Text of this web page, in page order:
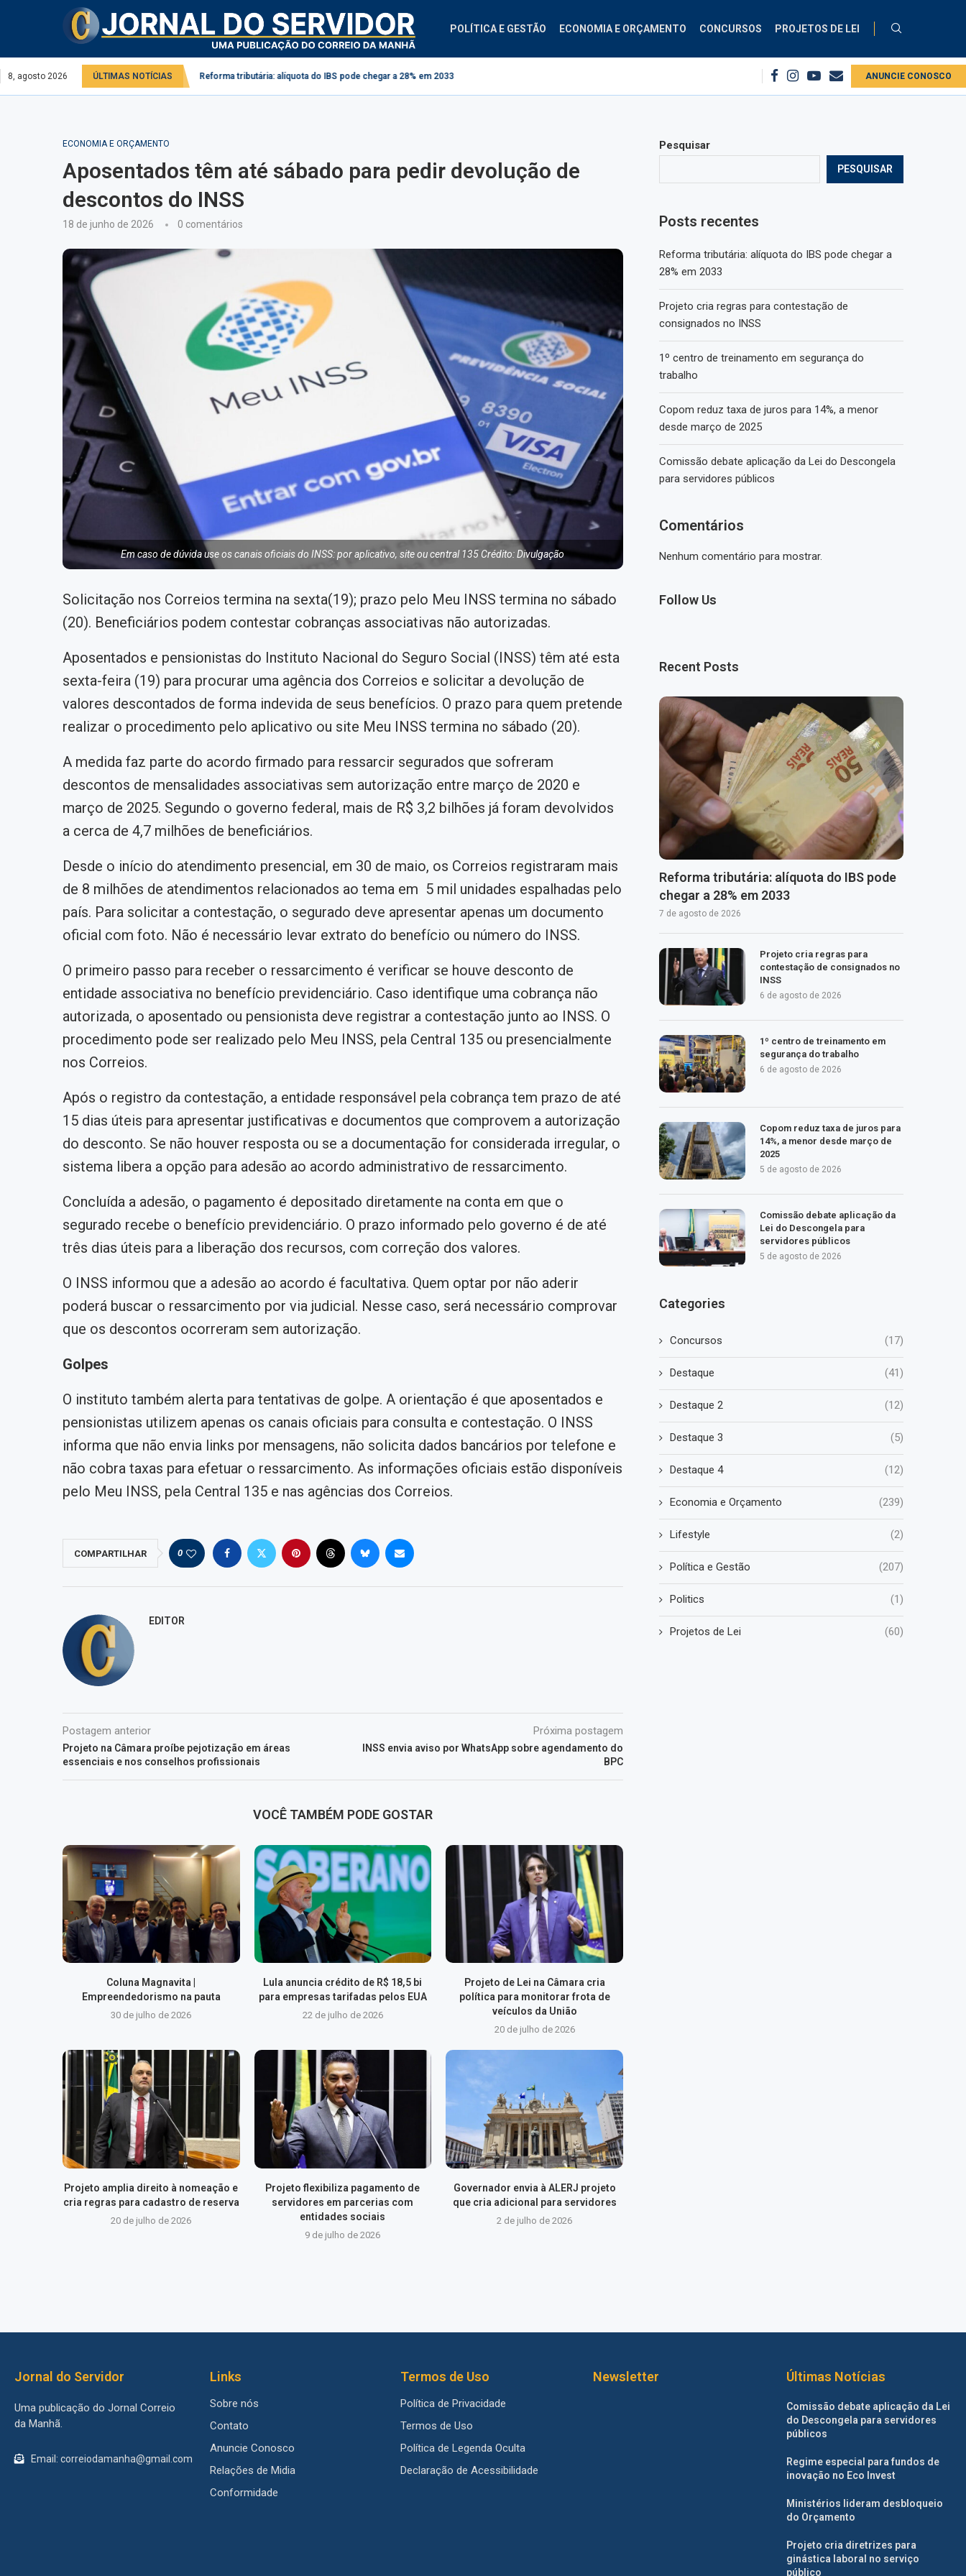
POLÍTICA E GESTÃO ECONOMIA E ORÇAMENTO CONCURSOS PROJETOS DE LEI
8, agosto 2026 ÚLTIMAS NOTÍCIAS
no serviço público e privado Reforma tributária: alíquota do IBS pode chegar a 28% em 2033 Comissão debate aplicação da Lei do Descongela para servidores públicos Projeto cria regras para contestação de
ANUNCIE CONOSCO
ECONOMIA E ORÇAMENTO
Aposentados têm até sábado para pedir devolução de
descontos do INSS
18 de junho de 2026 0 comentários
Em caso de dúvida use os canais oficiais do INSS: por aplicativo, site ou central 135 Crédito: Divulgação
Solicitação nos Correios termina na sexta(19); prazo pelo Meu INSS termina no sábado
(20). Beneficiários podem contestar cobranças associativas não autorizadas.
Aposentados e pensionistas do Instituto Nacional do Seguro Social (INSS) têm até esta
sexta-feira (19) para procurar uma agência dos Correios e solicitar a devolução de
valores descontados de forma indevida de seus benefícios. O prazo para quem pretende
realizar o procedimento pelo aplicativo ou site Meu INSS termina no sábado (20).
A medida faz parte do acordo firmado para ressarcir segurados que sofreram
descontos de mensalidades associativas sem autorização entre março de 2020 e
março de 2025. Segundo o governo federal, mais de R$ 3,2 bilhões já foram devolvidos
a cerca de 4,7 milhões de beneficiários.
Desde o início do atendimento presencial, em 30 de maio, os Correios registraram mais
de 8 milhões de atendimentos relacionados ao tema em 5 mil unidades espalhadas pelo
país. Para solicitar a contestação, o segurado deve apresentar apenas um documento
oficial com foto. Não é necessário levar extrato do benefício ou número do INSS.
O primeiro passo para receber o ressarcimento é verificar se houve desconto de
entidade associativa no benefício previdenciário. Caso identifique uma cobrança não
autorizada, o aposentado ou pensionista deve registrar a contestação junto ao INSS. O
procedimento pode ser realizado pelo Meu INSS, pela Central 135 ou presencialmente
nos Correios.
Após o registro da contestação, a entidade responsável pela cobrança tem prazo de até
15 dias úteis para apresentar justificativas e documentos que comprovem a autorização
do desconto. Se não houver resposta ou se a documentação for considerada irregular, o
sistema libera a opção para adesão ao acordo administrativo de ressarcimento.
Concluída a adesão, o pagamento é depositado diretamente na conta em que o
segurado recebe o benefício previdenciário. O prazo informado pelo governo é de até
três dias úteis para a liberação dos recursos, com correção dos valores.
O INSS informou que a adesão ao acordo é facultativa. Quem optar por não aderir
poderá buscar o ressarcimento por via judicial. Nesse caso, será necessário comprovar
que os descontos ocorreram sem autorização.
Golpes
O instituto também alerta para tentativas de golpe. A orientação é que aposentados e
pensionistas utilizem apenas os canais oficiais para consulta e contestação. O INSS
informa que não envia links por mensagens, não solicita dados bancários por telefone e
não cobra taxas para efetuar o ressarcimento. As informações oficiais estão disponíveis
pelo Meu INSS, pela Central 135 e nas agências dos Correios.
COMPARTILHAR 0
EDITOR
Postagem anterior
Projeto na Câmara proíbe pejotização em áreas
essenciais e nos conselhos profissionais
Próxima postagem
INSS envia aviso por WhatsApp sobre agendamento do
BPC
VOCÊ TAMBÉM PODE GOSTAR
Coluna Magnavita |
Empreendedorismo na pauta
30 de julho de 2026
Lula anuncia crédito de R$ 18,5 bi
para empresas tarifadas pelos EUA
22 de julho de 2026
Projeto de Lei na Câmara cria
política para monitorar frota de
veículos da União
20 de julho de 2026
Projeto amplia direito à nomeação e
cria regras para cadastro de reserva
20 de julho de 2026
Projeto flexibiliza pagamento de
servidores em parcerias com
entidades sociais
9 de julho de 2026
Governador envia à ALERJ projeto
que cria adicional para servidores
2 de julho de 2026
Pesquisar
PESQUISAR
Posts recentes
Reforma tributária: alíquota do IBS pode chegar a
28% em 2033
Projeto cria regras para contestação de
consignados no INSS
1º centro de treinamento em segurança do
trabalho
Copom reduz taxa de juros para 14%, a menor
desde março de 2025
Comissão debate aplicação da Lei do Descongela
para servidores públicos
Comentários
Nenhum comentário para mostrar.
Follow Us
Recent Posts
Reforma tributária: alíquota do IBS pode
chegar a 28% em 2033
7 de agosto de 2026
Projeto cria regras para
contestação de consignados no
INSS
6 de agosto de 2026
1º centro de treinamento em
segurança do trabalho
6 de agosto de 2026
Copom reduz taxa de juros para
14%, a menor desde março de
2025
5 de agosto de 2026
Comissão debate aplicação da
Lei do Descongela para
servidores públicos
5 de agosto de 2026
Categories
Concursos (17)
Destaque (41)
Destaque 2 (12)
Destaque 3 (5)
Destaque 4 (12)
Economia e Orçamento (239)
Lifestyle (2)
Política e Gestão (207)
Politics (1)
Projetos de Lei (60)
Jornal do Servidor
Uma publicação do Jornal Correio
da Manhã.
Email: correiodamanha@gmail.com
Links
Sobre nós
Contato
Anuncie Conosco
Relações de Midia
Conformidade
Termos de Uso
Política de Privacidade
Termos de Uso
Política de Legenda Oculta
Declaração de Acessibilidade
Newsletter Últimas Notícias
Comissão debate aplicação da Lei
do Descongela para servidores
públicos
Regime especial para fundos de
inovação no Eco Invest
Ministérios lideram desbloqueio
do Orçamento
Projeto cria diretrizes para
ginástica laboral no serviço
público